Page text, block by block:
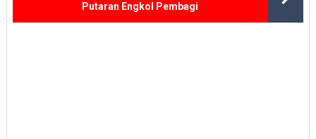
Putaran Engkol Pembagi